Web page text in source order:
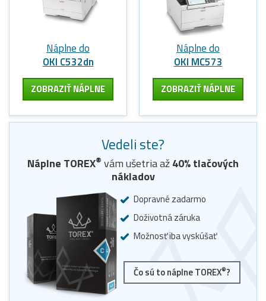
Náplne do
OKI C532dn
ZOBRAZIŤ NÁPLNE
Náplne do
OKI MC573
ZOBRAZIŤ NÁPLNE
Vedeli ste?
Náplne TOREX® vám ušetria až40% tlačových
nákladov
Dopravné zadarmo
Doživotná záruka
Možnosť iba vyskúšať
Čo sú to náplne TOREX®?